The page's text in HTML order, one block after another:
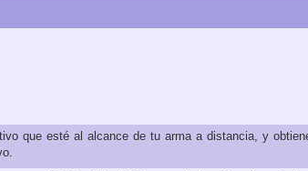
que esté al alcance de tu arma a distancia, y